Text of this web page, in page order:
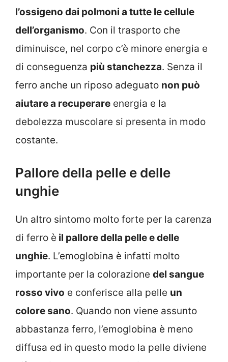
l’ossigeno dai polmoni a tutte le cellule
dell’organismo. Con il trasporto che
diminuisce, nel corpo c’è minore energia e
di conseguenza più stanchezza. Senza il
ferro anche un riposo adeguato non può
aiutare a recuperare energia e la
debolezza muscolare si presenta in modo
costante.
Pallore della pelle e delle
unghie
Un altro sintomo molto forte per la carenza
di ferro è il pallore della pelle e delle
unghie. L’emoglobina è infatti molto
importante per la colorazione del sangue
rosso vivo e conferisce alla pelle un
colore sano. Quando non viene assunto
abbastanza ferro, l’emoglobina è meno
diffusa ed in questo modo la pelle diviene